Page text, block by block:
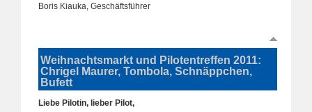
Boris Kiauka, Geschäftsführer
Weihnachtsmarkt und Pilotentreffen 2011:
Chrigel Maurer, Tombola, Schnäppchen,
Bufett
Liebe Pilotin, lieber Pilot,